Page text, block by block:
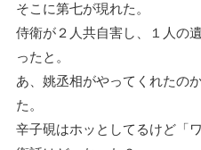
そこに第七が現れた。
侍衛が２人共自害し、１人の
ったと。
あ、姚丞相がやってくれたの
た。
辛子硯はホッとしてるけど「